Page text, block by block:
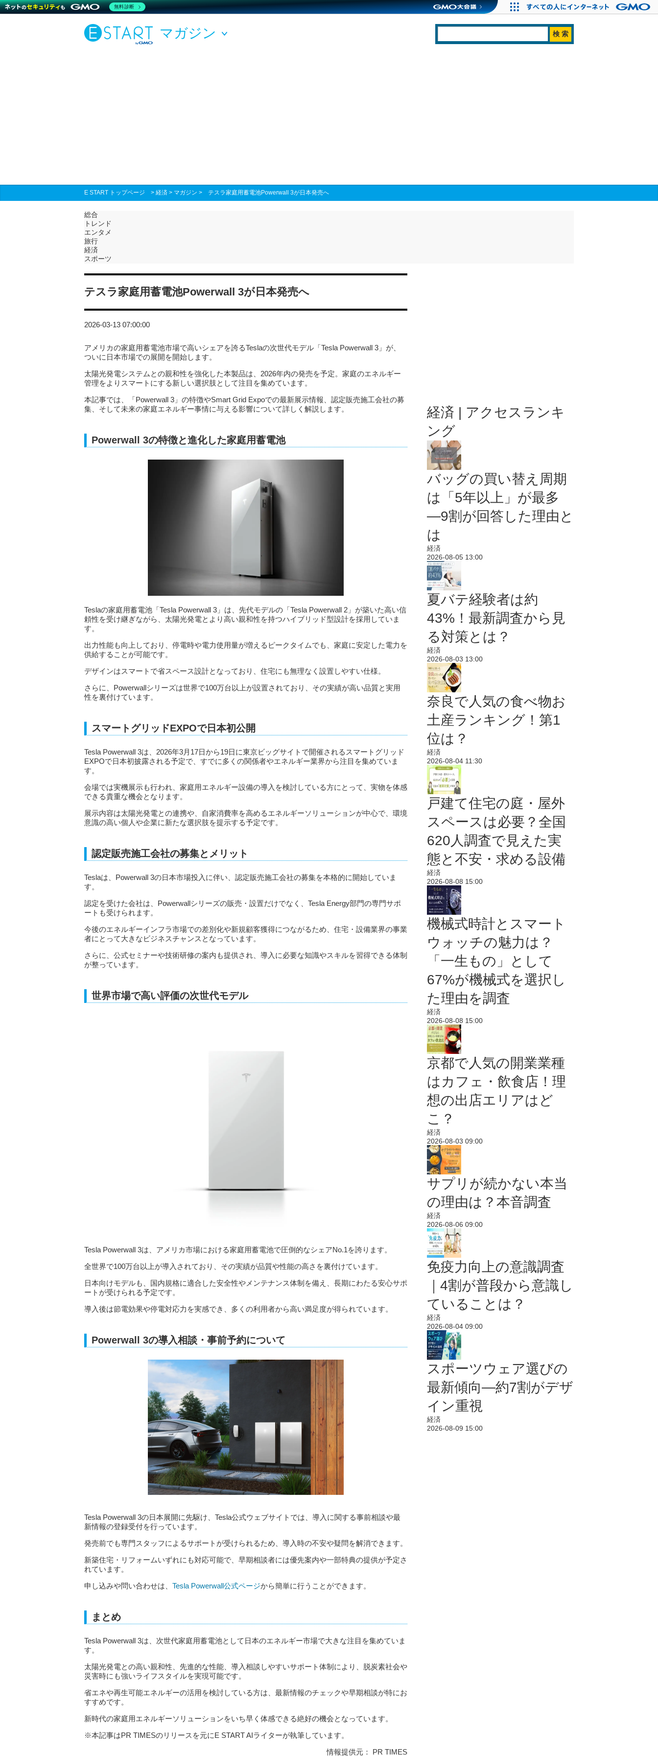
マガジン
E START トップページ > 経済 > マガジン > テスラ家庭用蓄電池Powerwall 3が日本発売へ
総合
トレンド
エンタメ
旅行
経済
スポーツ
テスラ家庭用蓄電池Powerwall 3が日本発売へ
2026-03-13 07:00:00
アメリカの家庭用蓄電池市場で高いシェアを誇るTeslaの次世代モデル「Tesla Powerwall 3」が、
ついに日本市場での展開を開始します。
太陽光発電システムとの親和性を強化した本製品は、2026年内の発売を予定。家庭のエネルギー
管理をよりスマートにする新しい選択肢として注目を集めています。
本記事では、「Powerwall 3」の特徴やSmart Grid Expoでの最新展示情報、認定販売施工会社の募
集、そして未来の家庭エネルギー事情に与える影響について詳しく解説します。
Powerwall 3の特徴と進化した家庭用蓄電池
Teslaの家庭用蓄電池「Tesla Powerwall 3」は、先代モデルの「Tesla Powerwall 2」が築いた高い信
頼性を受け継ぎながら、太陽光発電とより高い親和性を持つハイブリッド型設計を採用していま
す。
出力性能も向上しており、停電時や電力使用量が増えるピークタイムでも、家庭に安定した電力を
供給することが可能です。
デザインはスマートで省スペース設計となっており、住宅にも無理なく設置しやすい仕様。
さらに、Powerwallシリーズは世界で100万台以上が設置されており、その実績が高い品質と実用
性を裏付けています。
スマートグリッドEXPOで日本初公開
Tesla Powerwall 3は、2026年3月17日から19日に東京ビッグサイトで開催されるスマートグリッド
EXPOで日本初披露される予定で、すでに多くの関係者やエネルギー業界から注目を集めていま
す。
会場では実機展示も行われ、家庭用エネルギー設備の導入を検討している方にとって、実物を体感
できる貴重な機会となります。
展示内容は太陽光発電との連携や、自家消費率を高めるエネルギーソリューションが中心で、環境
意識の高い個人や企業に新たな選択肢を提示する予定です。
認定販売施工会社の募集とメリット
Teslaは、Powerwall 3の日本市場投入に伴い、認定販売施工会社の募集を本格的に開始していま
す。
認定を受けた会社は、Powerwallシリーズの販売・設置だけでなく、Tesla Energy部門の専門サポ
ートも受けられます。
今後のエネルギーインフラ市場での差別化や新規顧客獲得につながるため、住宅・設備業界の事業
者にとって大きなビジネスチャンスとなっています。
さらに、公式セミナーや技術研修の案内も提供され、導入に必要な知識やスキルを習得できる体制
が整っています。
世界市場で高い評価の次世代モデル
Tesla Powerwall 3は、アメリカ市場における家庭用蓄電池で圧倒的なシェアNo.1を誇ります。
全世界で100万台以上が導入されており、その実績が品質や性能の高さを裏付けています。
日本向けモデルも、国内規格に適合した安全性やメンテナンス体制を備え、長期にわたる安心サポ
ートが受けられる予定です。
導入後は節電効果や停電対応力を実感でき、多くの利用者から高い満足度が得られています。
Powerwall 3の導入相談・事前予約について
Tesla Powerwall 3の日本展開に先駆け、Tesla公式ウェブサイトでは、導入に関する事前相談や最
新情報の登録受付を行っています。
発売前でも専門スタッフによるサポートが受けられるため、導入時の不安や疑問を解消できます。
新築住宅・リフォームいずれにも対応可能で、早期相談者には優先案内や一部特典の提供が予定さ
れています。
申し込みや問い合わせは、 Tesla Powerwall公式ページから簡単に行うことができます。
まとめ
Tesla Powerwall 3は、次世代家庭用蓄電池として日本のエネルギー市場で大きな注目を集めていま
す。
太陽光発電との高い親和性、先進的な性能、導入相談しやすいサポート体制により、脱炭素社会や
災害時にも強いライフスタイルを実現可能です。
省エネや再生可能エネルギーの活用を検討している方は、最新情報のチェックや早期相談が特にお
すすめです。
新時代の家庭用エネルギーソリューションをいち早く体感できる絶好の機会となっています。
※本記事はPR TIMESのリリースを元にE START AIライターが執筆しています。
情報提供元： PR TIMES
経済 | アクセスランキ
ング
バッグの買い替え周期
は「5年以上」が最多
―9割が回答した理由と
は
経済
2026-08-05 13:00
夏バテ経験者は約
43%！最新調査から見
る対策とは？
経済
2026-08-03 13:00
奈良で人気の食べ物お
土産ランキング！第1
位は？
経済
2026-08-04 11:30
戸建て住宅の庭・屋外
スペースは必要？全国
620人調査で見えた実
態と不安・求める設備
経済
2026-08-08 15:00
機械式時計とスマート
ウォッチの魅力は？
「一生もの」として
67%が機械式を選択し
た理由を調査
経済
2026-08-08 15:00
京都で人気の開業業種
はカフェ・飲食店！理
想の出店エリアはど
こ？
経済
2026-08-03 09:00
サプリが続かない本当
の理由は？本音調査
経済
2026-08-06 09:00
免疫力向上の意識調査
｜4割が普段から意識し
ていることは？
経済
2026-08-04 09:00
スポーツウェア選びの
最新傾向―約7割がデザ
イン重視
経済
2026-08-09 15:00
無料診断